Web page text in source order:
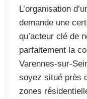
L’organisation
demande une
qu’acteur clé de
parfaitement la
Varennes-sur-
soyez situé près
zones